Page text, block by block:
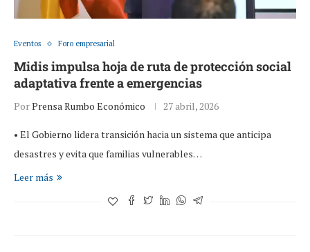
Eventos Foro empresarial
Midis impulsa hoja de ruta de protección social
adaptativa frente a emergencias
PorPrensa Rumbo Económico 27 abril, 2026
• El Gobierno lidera transición hacia un sistema que anticipa
desastres y evita que familias vulnerables…
Leer más